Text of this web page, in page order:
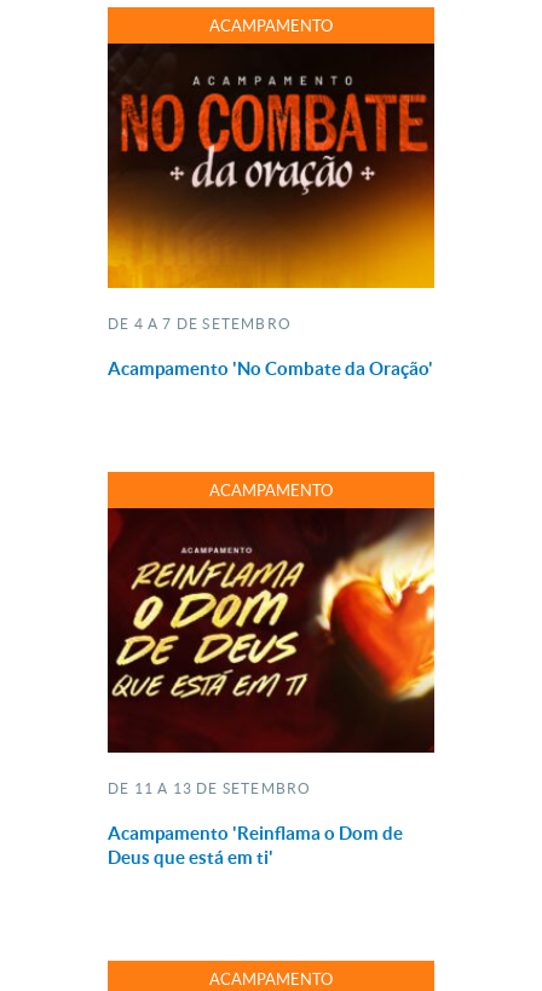
ACAMPAMENTO
DE 4 A 7 DE SETEMBRO
Acampamento 'No Combate da Oração'
ACAMPAMENTO
DE 11 A 13 DE SETEMBRO
Acampamento 'Reinflama o Dom de
Deus que está em ti'
ACAMPAMENTO